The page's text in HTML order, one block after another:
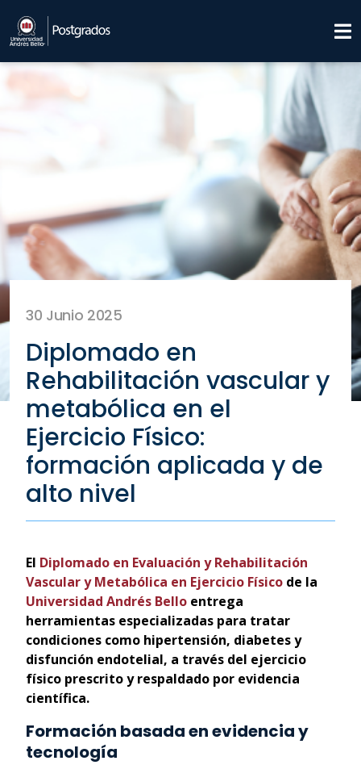
30 Junio 2025
Diplomado en
Rehabilitación vascular y
metabólica en el
Ejercicio Físico:
formación aplicada y de
alto nivel
El Diplomado en Evaluación y Rehabilitación
Vascular y Metabólica en Ejercicio Físico de la
Universidad Andrés Bello entrega
herramientas especializadas para tratar
condiciones como hipertensión, diabetes y
disfunción endotelial, a través del ejercicio
físico prescrito y respaldado por evidencia
científica.
Formación basada en evidencia y
tecnología